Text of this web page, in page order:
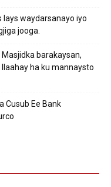
lays waydarsanayo iyo
jooga.
barakaysan,
ha ku mannaysto
Cusub Ee Bank